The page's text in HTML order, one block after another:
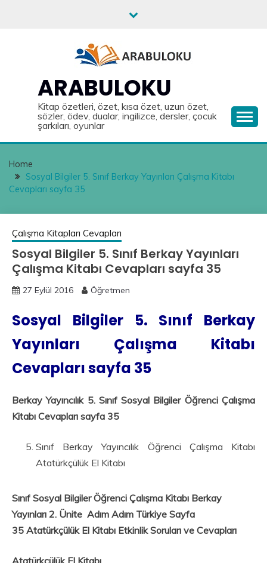
ARABULOKU
Kitap özetleri, özet, kısa özet, uzun özet,
sözler, ödev, dualar, ingilizce, dersler, çocuk
şarkıları, oyunlar
Home
Sosyal Bilgiler 5. Sınıf Berkay Yayınları Çalışma Kitabı
Cevapları sayfa 35
Çalışma Kitapları Cevapları
Sosyal Bilgiler 5. Sınıf Berkay Yayınları
Çalışma Kitabı Cevapları sayfa 35
27 Eylül 2016 Öğretmen
Sosyal Bilgiler 5. Sınıf Berkay
Yayınları Çalışma Kitabı
Cevapları sayfa 35
Berkay Yayıncılık 5. Sınıf Sosyal Bilgiler Öğrenci Çalışma
Kitabı Cevapları sayfa 35
Sınıf Berkay Yayıncılık Öğrenci Çalışma Kitabı
Atatürkçülük El Kitabı
Sınıf Sosyal Bilgiler Öğrenci Çalışma Kitabı Berkay
Yayınları 2. Ünite Adım Adım Türkiye Sayfa
35 Atatürkçülük El Kitabı Etkinlik Soruları ve Cevapları
Atatürkçülük El Kitabı